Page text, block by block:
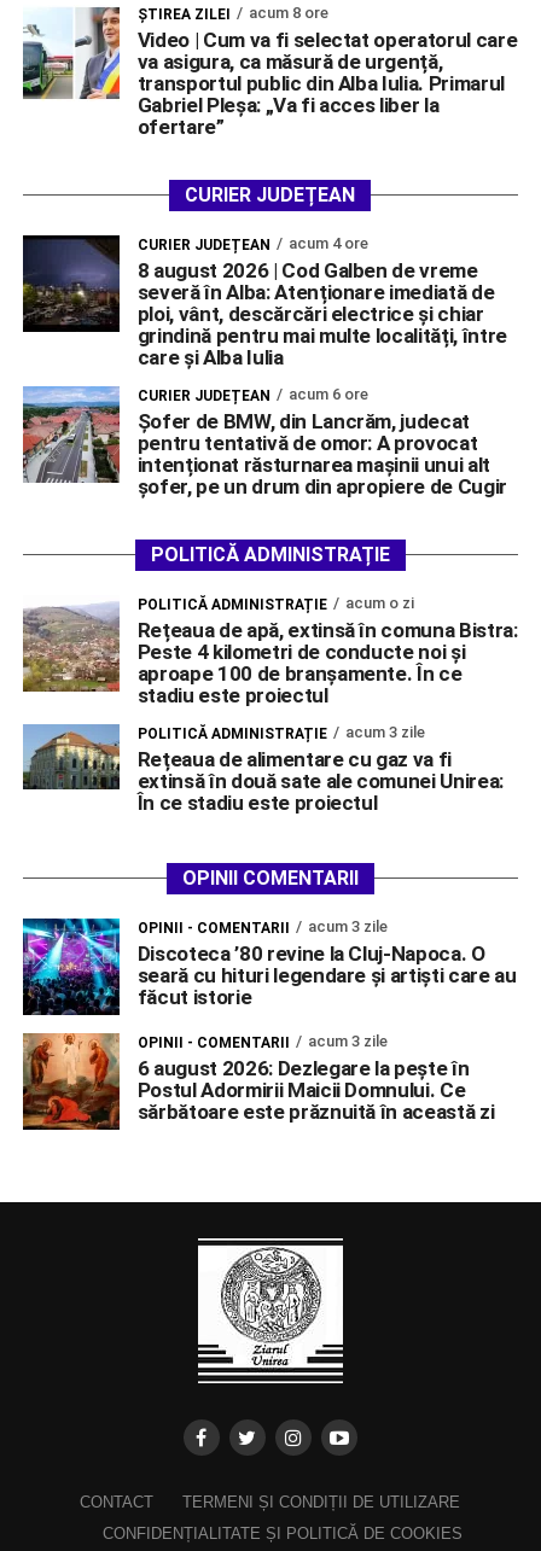
ŞTIREA ZILEI acum 8 ore
Video | Cum va fi selectat operatorul care
va asigura, ca măsură de urgență,
transportul public din Alba Iulia. Primarul
Gabriel Pleșa: „Va fi acces liber la
ofertare”
CURIER JUDEȚEAN
CURIER JUDEȚEAN acum 4 ore
8 august 2026 | Cod Galben de vreme
severă în Alba: Atenționare imediată de
ploi, vânt, descărcări electrice și chiar
grindină pentru mai multe localități, între
care și Alba Iulia
CURIER JUDEȚEAN acum 6 ore
Șofer de BMW, din Lancrăm, judecat
pentru tentativă de omor: A provocat
intenționat răsturnarea mașinii unui alt
șofer, pe un drum din apropiere de Cugir
POLITICĂ ADMINISTRAȚIE
POLITICĂ ADMINISTRAȚIE acum o zi
Rețeaua de apă, extinsă în comuna Bistra:
Peste 4 kilometri de conducte noi și
aproape 100 de branșamente. În ce
stadiu este proiectul
POLITICĂ ADMINISTRAȚIE acum 3 zile
Rețeaua de alimentare cu gaz va fi
extinsă în două sate ale comunei Unirea:
În ce stadiu este proiectul
OPINII COMENTARII
OPINII - COMENTARII acum 3 zile
Discoteca ’80 revine la Cluj-Napoca. O
seară cu hituri legendare și artiști care au
făcut istorie
OPINII - COMENTARII acum 3 zile
6 august 2026: Dezlegare la pește în
Postul Adormirii Maicii Domnului. Ce
sărbătoare este prăznuită în această zi
CONTACT
TERMENI ȘI CONDIȚII DE UTILIZARE
CONFIDENȚIALITATE ȘI POLITICĂ DE COOKIES